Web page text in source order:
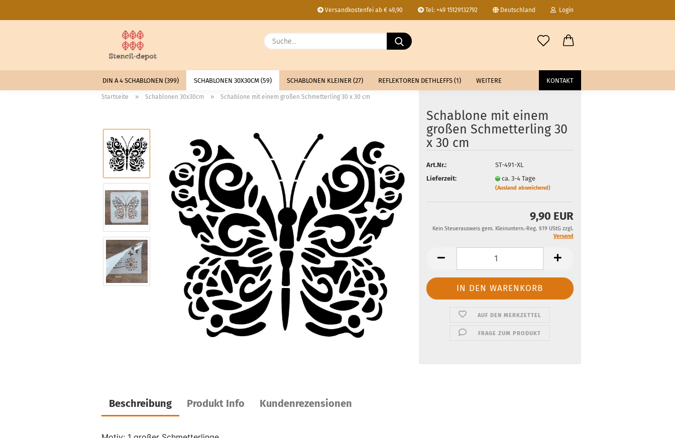
Versandkostenfei ab € 49,90 Tel: +49 15129132792 Deutschland
Lieferland
Login
Passwort
Konto erstellen
Passwort vergessen?
Suche...
DIN A 4 SCHABLONEN (399) SCHABLONEN 30X30CM (59) SCHABLONEN KLEINER (27) REFLEKTOREN DETHLEFFS (1) KONTAKT
WEITERE
Startseite » Schablonen 30x30cm » Schablone mit einem großen Schmetterling 30 x 30 cm
Schablone mit einem
großen Schmetterling 30
x 30 cm
Art.Nr.:
ST-491-XL
Lieferzeit:
ca. 3-4 Tage
(Ausland abweichend)
9,90 EUR
Kein Steuerausweis gem. Kleinuntern.-Reg. §19 UStG zzgl.
Versand
AUF DEN MERKZETTEL
FRAGE ZUM PRODUKT
Beschreibung Produkt Info Kundenrezensionen